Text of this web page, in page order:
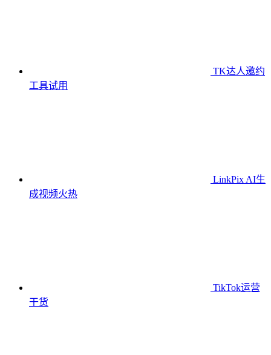
TK达人邀约
工具试用
LinkPix AI生
成视频火热
TikTok运营
干货